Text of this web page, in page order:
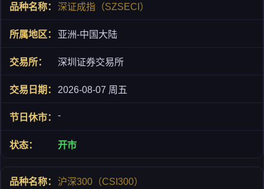
深证成指（SZSECI）
亚洲-中国大陆
深圳证券交易所
2026-08-07 周五
-
开市
沪深300（CSI300）